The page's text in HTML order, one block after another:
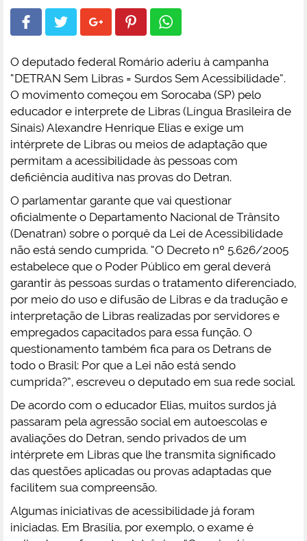
O deputado federal Romário aderiu à campanha
“DETRAN Sem Libras = Surdos Sem Acessibilidade”.
O movimento começou em Sorocaba (SP) pelo
educador e interprete de Libras (Língua Brasileira de
Sinais) Alexandre Henrique Elias e exige um
intérprete de Libras ou meios de adaptação que
permitam a acessibilidade às pessoas com
deficiência auditiva nas provas do Detran.
O parlamentar garante que vai questionar
oficialmente o Departamento Nacional de Trânsito
(Denatran) sobre o porquê da Lei de Acessibilidade
não está sendo cumprida. “O Decreto nº 5.626/2005
estabelece que o Poder Público em geral deverá
garantir às pessoas surdas o tratamento diferenciado,
por meio do uso e difusão de Libras e da tradução e
interpretação de Libras realizadas por servidores e
empregados capacitados para essa função. O
questionamento também fica para os Detrans de
todo o Brasil: Por que a Lei não está sendo
cumprida?”, escreveu o deputado em sua rede social.
De acordo com o educador Elias, muitos surdos já
passaram pela agressão social em autoescolas e
avaliações do Detran, sendo privados de um
intérprete em Libras que lhe transmita significado
das questões aplicadas ou provas adaptadas que
facilitem sua compreensão.
Algumas iniciativas de acessibilidade já foram
iniciadas. Em Brasília, por exemplo, o exame é